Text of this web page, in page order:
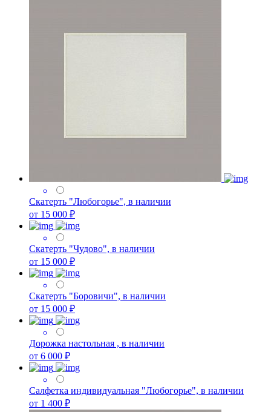
Скатерть "Любогорье", в наличии
от 15 000 ₽
Скатерть "Чудово", в наличии
от 15 000 ₽
Скатерть "Боровичи", в наличии
от 15 000 ₽
Дорожка настольная , в наличии
от 6 000 ₽
Салфетка индивидуальная "Любогорье", в наличии
от 1 400 ₽